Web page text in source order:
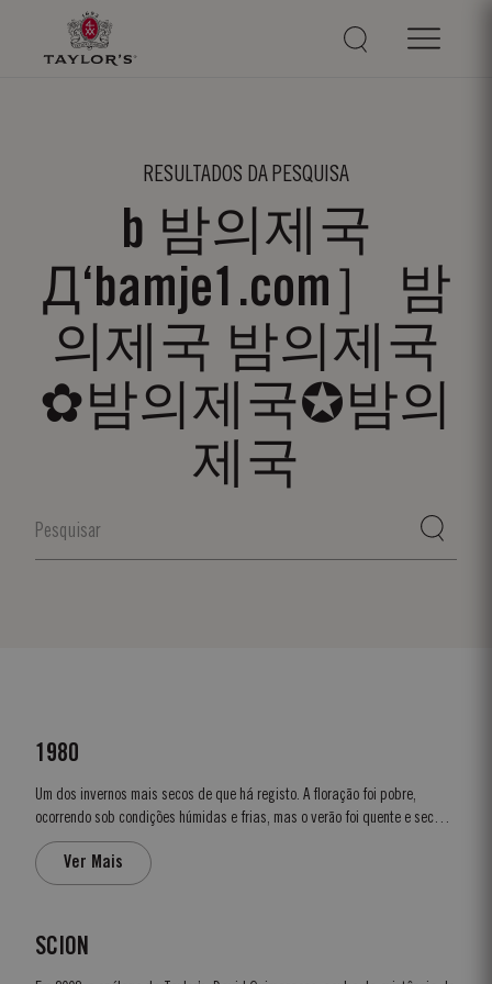
RESULTADOS DA PESQUISA
b 밤의제국
Д‘bamje1.com］ 밤
의제국 밤의제국
✿밤의제국✪밤의
제국
1980
Um dos invernos mais secos de que há registo. A floração foi pobre,
ocorrendo sob condições húmidas e frias, mas o verão foi quente e seco. A
vindima começou a 29 de setembro e o tempo, em geral, manteve-se seco.
As condições permaneceram excelentes durante toda a vindima. As...
Ver Mais
SCION